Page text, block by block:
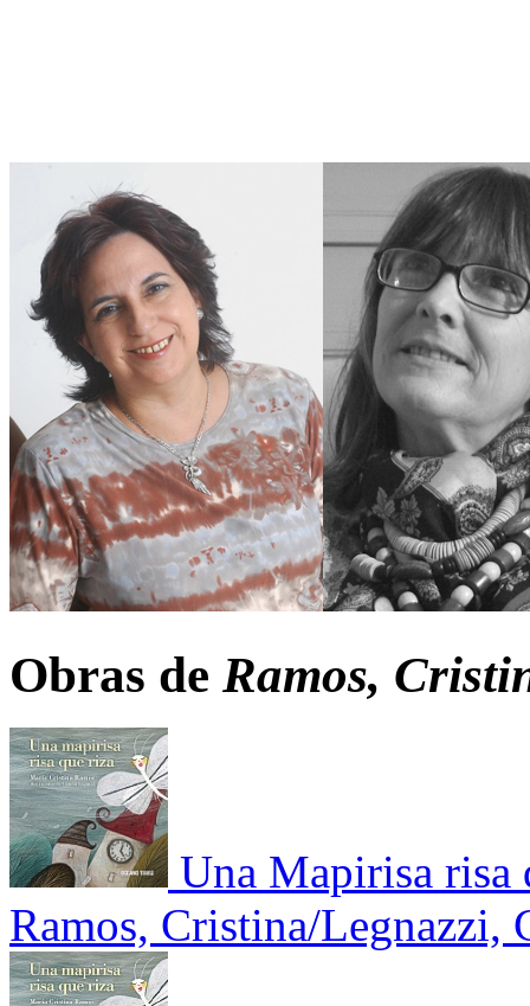
Obras de Ramos,
Una Mapirisa risa
Ramos, Cristina/Legnazzi,